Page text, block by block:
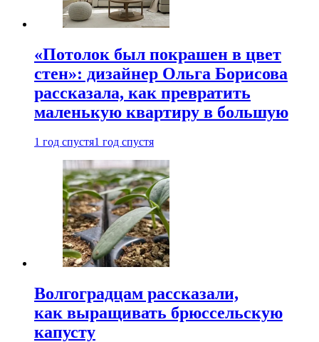
«Потолок был покрашен в цвет
стен»: дизайнер Ольга Борисова
рассказала, как превратить
маленькую квартиру в большую
1 год спустя1 год спустя
Волгоградцам рассказали,
как выращивать брюссельскую
капусту